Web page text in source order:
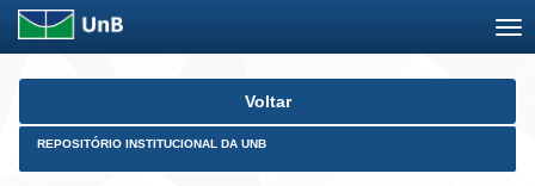
Skip
Voltar
REPOSITÓRIO INSTITUCIONAL DA UNB